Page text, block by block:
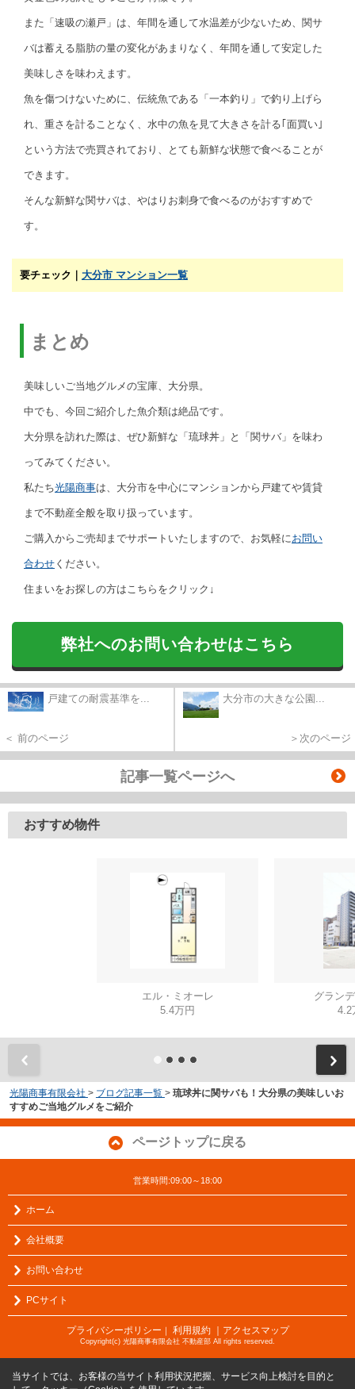
また「速吸の瀬戸」は、年間を通して水温差が少ないため、関サ
バは蓄える脂肪の量の変化があまりなく、年間を通して安定した
美味しさを味わえます。
魚を傷つけないために、伝統魚である「一本釣り」で釣り上げら
れ、重さを計ることなく、水中の魚を見て大きさを計る｢面買い｣
という方法で売買されており、とても新鮮な状態で食べることが
できます。
そんな新鮮な関サバは、やはりお刺身で食べるのがおすすめで
す。
要チェック｜ 大分市 マンション一覧
まとめ
美味しいご当地グルメの宝庫、大分県。
中でも、今回ご紹介した魚介類は絶品です。
大分県を訪れた際は、ぜひ新鮮な「琉球丼」と「関サバ」を味わ
ってみてください。
私たち光陽商事は、大分市を中心にマンションから戸建てや賃貸
まで不動産全般を取り扱っています。
ご購入からご売却までサポートいたしますので、お気軽にお問い
合わせ ください。
住まいをお探しの方はこちらをクリック↓
弊社へのお問い合わせはこちら
戸建ての耐震基準を...
＜ 前のページ
大分市の大きな公園...
＞次のページ
記事一覧ページへ
おすすめ物件
エル・ミオーレ
5.4万円
グラン
4.2
光陽商事有限会社 > ブログ記事一覧 > 琉球丼に関サバも！大分県の美味しいお
すすめご当地グルメをご紹介
ページトップに戻る
営業時間:09:00～18:00
ホーム
会社概要
お問い合わせ
PCサイト
プライバシーポリシー 利用規約 ｜アクセスマップ
Copyright(c) 光陽商事有限会社 不動産部 All rights reserved.
当サイトでは、お客様の当サイト利用状況把握、サービス向上検討を目的と